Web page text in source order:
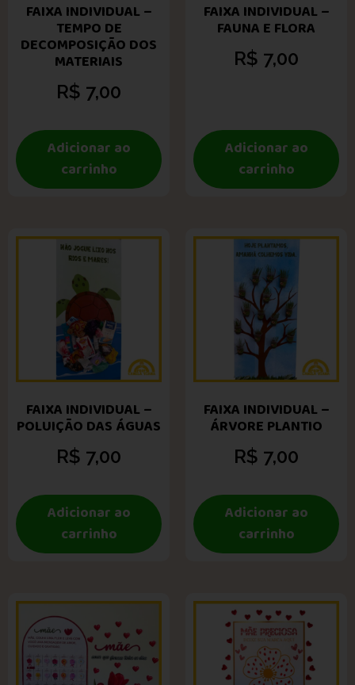
FAIXA INDIVIDUAL –
TEMPO DE
DECOMPOSIÇÃO DOS
MATERIAIS
R$ 7,00
Adicionar ao
carrinho
FAIXA INDIVIDUAL –
FAUNA E FLORA
R$ 7,00
Adicionar ao
carrinho
FAIXA INDIVIDUAL –
POLUIÇÃO DAS ÁGUAS
R$ 7,00
Adicionar ao
carrinho
FAIXA INDIVIDUAL –
ÁRVORE PLANTIO
R$ 7,00
Adicionar ao
carrinho